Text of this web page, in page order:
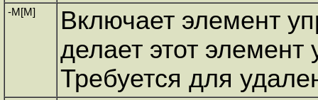
-M[M]
Включает элемент
делает этот
Требуется для